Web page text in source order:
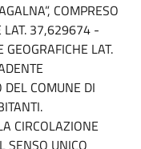
COMPRESO
LAT. 37,629674 -
LAT.
DEL COMUNE DI
CIRCOLAZIONE
SENSO UNICO